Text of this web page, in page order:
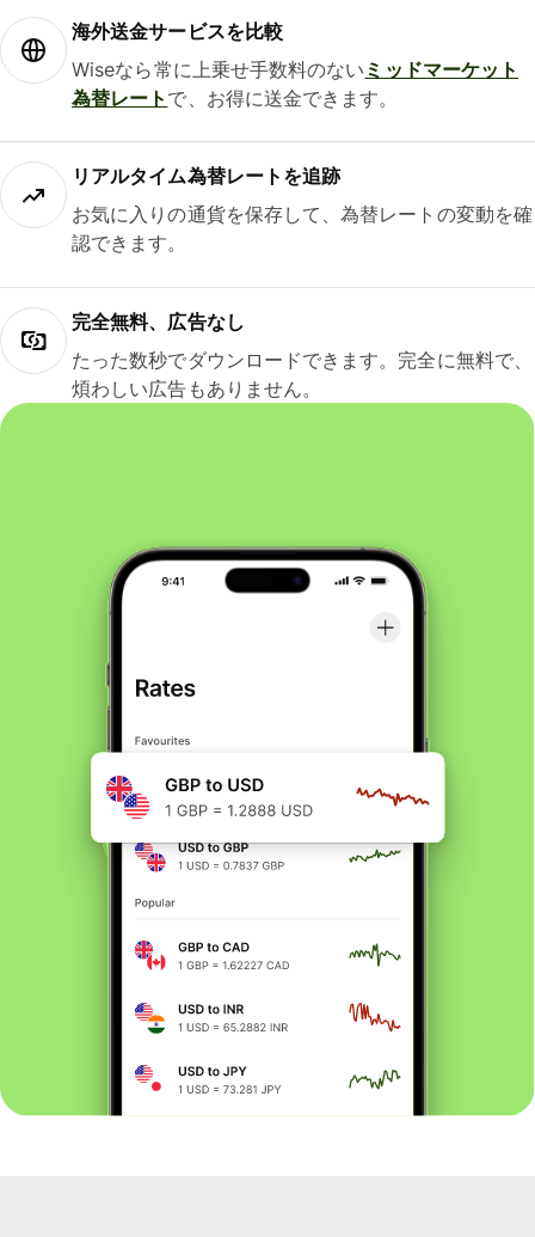
海外送金サービスを比較
Wiseなら常に上乗せ手数料のない ミッドマーケット
為替レート で、お得に送金できます。
リアルタイム為替レートを追跡
お気に入りの通貨を保存して、為替レートの変動を確
認できます。
完全無料、広告なし
たった数秒でダウンロードできます。完全に無料で、
煩わしい広告もありません。